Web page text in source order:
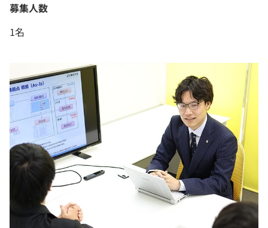
募集人数
1名